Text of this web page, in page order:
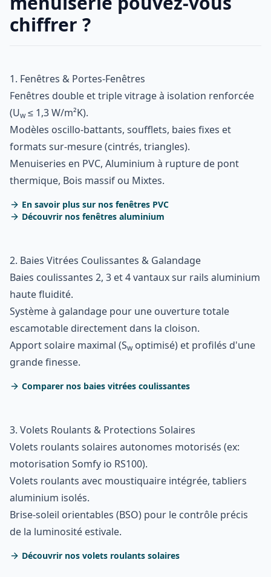
chiffrer ?
1. Fenêtres & Portes-Fenêtres
Fenêtres double et triple vitrage à isolation renforcée
(Uw≤ 1,3 W/m²K).
Modèles oscillo-battants, soufflets, baies fixes et
formats sur-mesure (cintrés, triangles).
Menuiseries en PVC, Aluminium à rupture de pont
thermique, Bois massif ou Mixtes.
En savoir plus sur nos fenêtres PVC
Découvrir nos fenêtres aluminium
2. Baies Vitrées Coulissantes & Galandage
Baies coulissantes 2, 3 et 4 vantaux sur rails aluminium
haute fluidité.
Système à galandage pour une ouverture totale
escamotable directement dans la cloison.
Apport solaire maximal (Swoptimisé) et profilés d'une
grande finesse.
Comparer nos baies vitrées coulissantes
3. Volets Roulants & Protections Solaires
Volets roulants solaires autonomes motorisés (ex:
motorisation Somfy io RS100).
Volets roulants avec moustiquaire intégrée, tabliers
aluminium isolés.
Brise-soleil orientables (BSO) pour le contrôle précis
de la luminosité estivale.
Découvrir nos volets roulants solaires